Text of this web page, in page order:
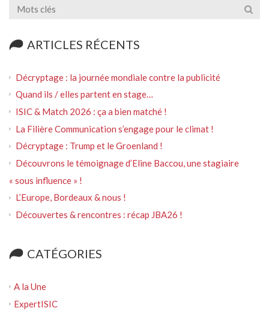
ARTICLES RÉCENTS
Décryptage : la journée mondiale contre la publicité
Quand ils / elles partent en stage…
ISIC & Match 2026 : ça a bien matché !
La Filière Communication s’engage pour le climat !
Décryptage : Trump et le Groenland !
Découvrons le témoignage d’Eline Baccou, une stagiaire
« sous influence » !
L’Europe, Bordeaux & nous !
Découvertes & rencontres : récap JBA26 !
CATÉGORIES
A la Une
ExpertISIC